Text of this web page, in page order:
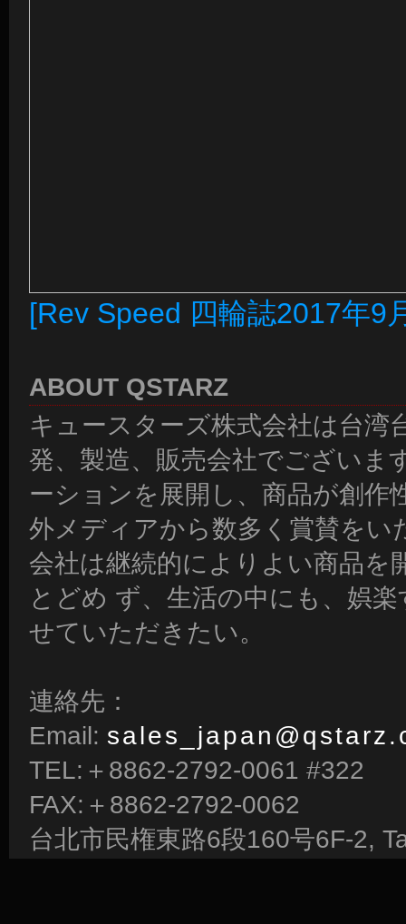
[Rev Speed 四輪誌2017年9
ABOUT QSTARZ
キュースターズ株式会社は台湾
発、製造、販売会社でございま
ーションを展開し、商品が創作
外メディアから数多く賞賛を
会社は継続的によりよい商品を
とどめ ず、生活の中にも、娯
せていただきたい。
連絡先：
Email:
TEL:＋8862-2792-0061 #322
FAX:＋8862-2792-0062
台北市民権東路6段160号6F‐2,